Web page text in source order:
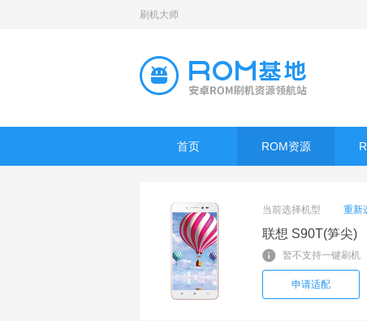
刷机大师
首页 ROM资源
当前选择机型 重新
联想 S90T(笋尖)
暂不支持一键刷机
申请适配